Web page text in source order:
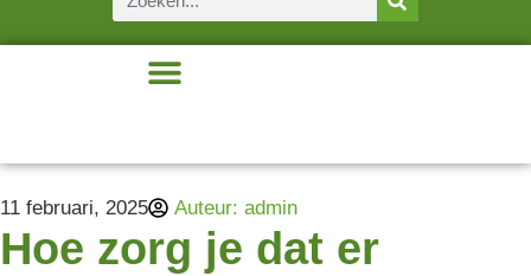
11 februari, 2025 Auteur: admin
Hoe zorg je dat er